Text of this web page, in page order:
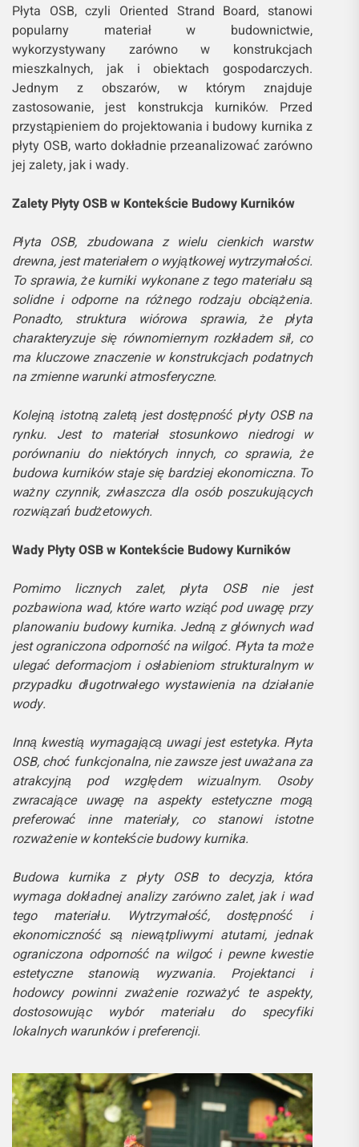
Płyta OSB, czyli Oriented Strand Board, stanowi
popularny materiał w budownictwie,
wykorzystywany zarówno w konstrukcjach
mieszkalnych, jak i obiektach gospodarczych.
Jednym z obszarów, w którym znajduje
zastosowanie, jest konstrukcja kurników. Przed
przystąpieniem do projektowania i budowy kurnika z
płyty OSB, warto dokładnie przeanalizować zarówno
jej zalety, jak i wady.
Zalety Płyty OSB w Kontekście Budowy Kurników
Płyta OSB, zbudowana z wielu cienkich warstw
drewna, jest materiałem o wyjątkowej wytrzymałości.
To sprawia, że kurniki wykonane z tego materiału są
solidne i odporne na różnego rodzaju obciążenia.
Ponadto, struktura wiórowa sprawia, że płyta
charakteryzuje się równomiernym rozkładem sił, co
ma kluczowe znaczenie w konstrukcjach podatnych
na zmienne warunki atmosferyczne.
Kolejną istotną zaletą jest dostępność płyty OSB na
rynku. Jest to materiał stosunkowo niedrogi w
porównaniu do niektórych innych, co sprawia, że
budowa kurników staje się bardziej ekonomiczna. To
ważny czynnik, zwłaszcza dla osób poszukujących
rozwiązań budżetowych.
Wady Płyty OSB w Kontekście Budowy Kurników
Pomimo licznych zalet, płyta OSB nie jest
pozbawiona wad, które warto wziąć pod uwagę przy
planowaniu budowy kurnika. Jedną z głównych wad
jest ograniczona odporność na wilgoć. Płyta ta może
ulegać deformacjom i osłabieniom strukturalnym w
przypadku długotrwałego wystawienia na działanie
wody.
Inną kwestią wymagającą uwagi jest estetyka. Płyta
OSB, choć funkcjonalna, nie zawsze jest uważana za
atrakcyjną pod względem wizualnym. Osoby
zwracające uwagę na aspekty estetyczne mogą
preferować inne materiały, co stanowi istotne
rozważenie w kontekście budowy kurnika.
Budowa kurnika z płyty OSB to decyzja, która
wymaga dokładnej analizy zarówno zalet, jak i wad
tego materiału. Wytrzymałość, dostępność i
ekonomiczność są niewątpliwymi atutami, jednak
ograniczona odporność na wilgoć i pewne kwestie
estetyczne stanowią wyzwania. Projektanci i
hodowcy powinni zważenie rozważyć te aspekty,
dostosowując wybór materiału do specyfiki
lokalnych warunków i preferencji.